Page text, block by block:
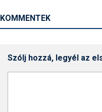
KOMMENTEK
Szólj hozzá, legyél az